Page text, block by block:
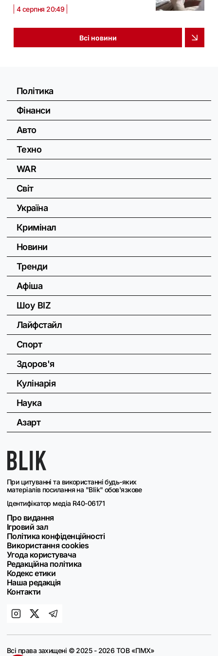
4 серпня 20:49
Всі новини
При цитуванні та використанні будь-яких
матеріалів посилання на "Blik" обов'язкове
Ідентифікатор медіа R40-06171
Про видання
Ігровий зал
Політика конфіденційності
Використання cookies
Угода користувача
Редакційна політика
Кодекс етики
Наша редакція
Контакти
Політика
Фінанси
Авто
Техно
WAR
Світ
Україна
Кримінал
Новини
Тренди
Афіша
Шоу BIZ
Лайфстайл
Спорт
Здоров'я
Кулінарія
Наука
Азарт
Всі права захищені © 2025 - 2026 ТОВ «ПМХ»